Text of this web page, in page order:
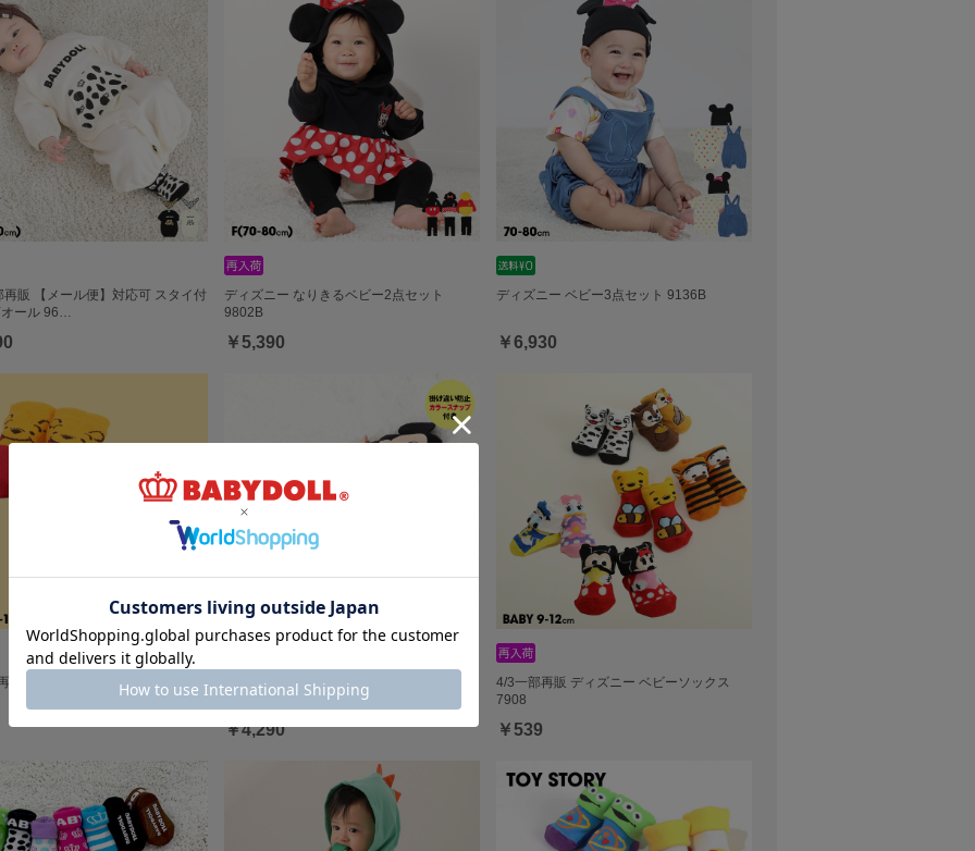
再販 【メール便】対応可 スタイ付
ール 96…
ディズニー なりきるベビー2点セット
9802B
￥5,390
ディズニー ベビー3点セット 9136B
￥6,930
販 ディズニー ベビーソックス
6/10一部再販 ディズニー キャラクター
2WAYオール 8546B
￥4,290
4/3一部再販 ディズニー ベビーソックス
7908
￥539